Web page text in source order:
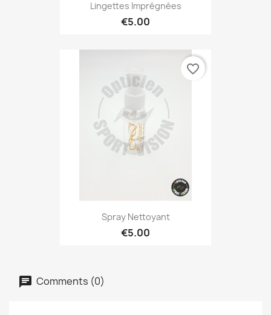
Lingettes Imprégnées
€5.00
Spray Nettoyant
€5.00
favorite_border
Comments (0)